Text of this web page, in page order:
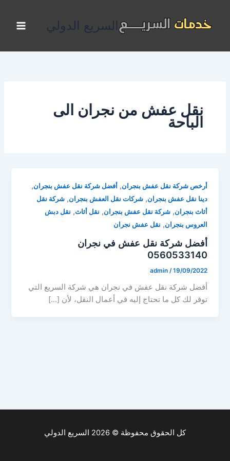
المحتوى
السريع الدولي
نقل عفش من نجران الى
الباحة
أرخص شركة نقل عفش بنجران,أفضل شركة نقل عفش بنجران,
دينا نقل عفش بنجران,شركات نقل العفش بنجران,شركة نقل
أثاث بنجران,شركة نقل عفش بنجران, نقل أثاث, نقل دبش
العروس بنجران, نقل عفش نجران
أفضل شركة نقل عفش في نجران
0560533140
admin /19/09/2022
أفضل شركة نقل عفش في نجران هي شركة السريع التي
توفر لك كل ما تحتاج إليه في أعمال النقل، لأن […]
كل الحقوق محفوظة © 2026 السريع الدولي